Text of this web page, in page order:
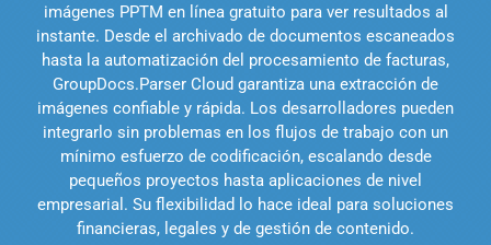
imágenes PPTM en línea gratuito para ver resultados al
instante. Desde el archivado de documentos escaneados
hasta la automatización del procesamiento de facturas,
GroupDocs.Parser Cloud garantiza una extracción de
imágenes confiable y rápida. Los desarrolladores pueden
integrarlo sin problemas en los flujos de trabajo con un
mínimo esfuerzo de codificación, escalando desde
pequeños proyectos hasta aplicaciones de nivel
empresarial. Su flexibilidad lo hace ideal para soluciones
financieras, legales y de gestión de contenido.